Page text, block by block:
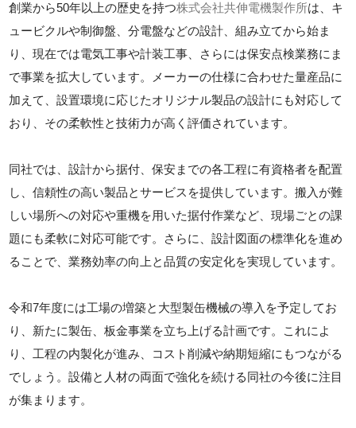
創業から50年以上の歴史を持つ株式会社共伸電機製作所は、キ
ュービクルや制御盤、分電盤などの設計、組み立てから始ま
り、現在では電気工事や計装工事、さらには保安点検業務にま
で事業を拡大しています。メーカーの仕様に合わせた量産品に
加えて、設置環境に応じたオリジナル製品の設計にも対応して
おり、その柔軟性と技術力が高く評価されています。
同社では、設計から据付、保安までの各工程に有資格者を配置
し、信頼性の高い製品とサービスを提供しています。搬入が難
しい場所への対応や重機を用いた据付作業など、現場ごとの課
題にも柔軟に対応可能です。さらに、設計図面の標準化を進め
ることで、業務効率の向上と品質の安定化を実現しています。
令和7年度には工場の増築と大型製缶機械の導入を予定してお
り、新たに製缶、板金事業を立ち上げる計画です。これによ
り、工程の内製化が進み、コスト削減や納期短縮にもつながる
でしょう。設備と人材の両面で強化を続ける同社の今後に注目
が集まります。